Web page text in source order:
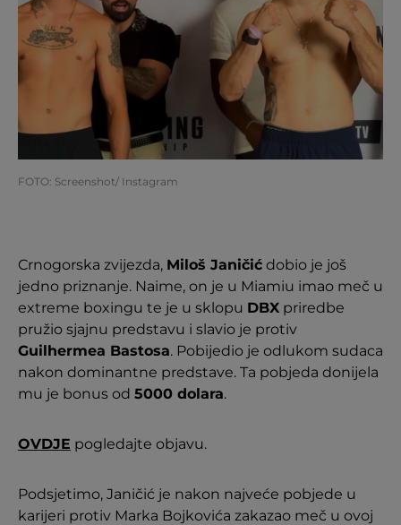
FOTO: Screenshot/ Instagram
Crnogorska zvijezda, Miloš Janičić dobio je još
jedno priznanje. Naime, on je u Miamiu imao meč u
extreme boxingu te je u sklopu DBX priredbe
pružio sjajnu predstavu i slavio je protiv
Guilhermea Bastosa. Pobijedio je odlukom sudaca
nakon dominantne predstave. Ta pobjeda donijela
mu je bonus od 5000 dolara.
OVDJE pogledajte objavu.
Podsjetimo, Janičić je nakon najveće pobjede u
karijeri protiv Marka Bojkovića zakazao meč u ovoj